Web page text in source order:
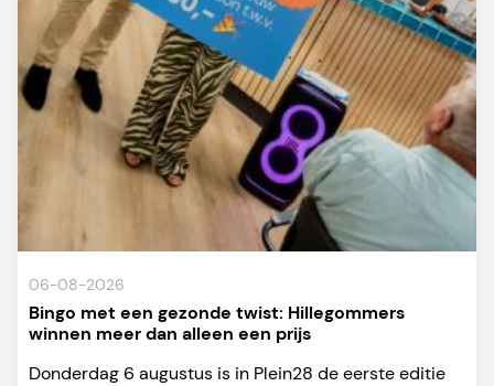
06-08-2026
Bingo met een gezonde twist: Hillegommers
winnen meer dan alleen een prijs
Donderdag 6 augustus is in Plein28 de eerste editie